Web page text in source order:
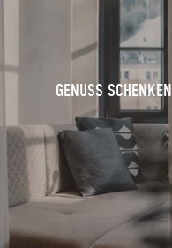
GENUSS SCHENKEN